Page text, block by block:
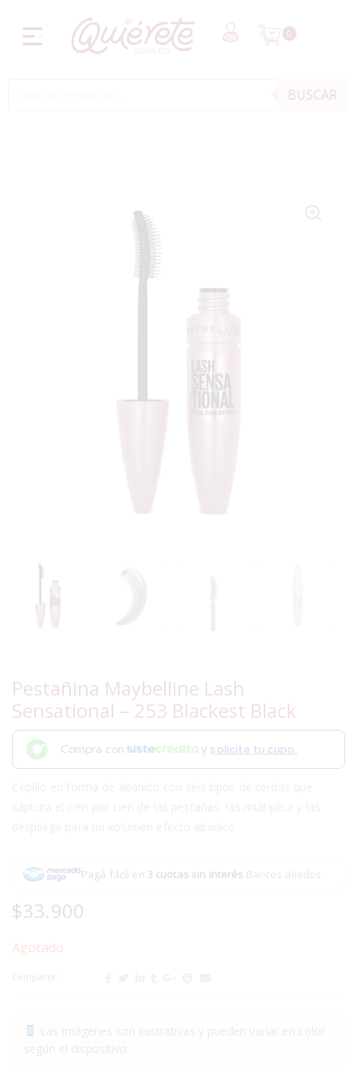
0
BUSCAR
Pestañina Maybelline Lash
Sensational – 253 Blackest Black
Compra con y solicita tu cupo.
Pagá fácil en 3 cuotas sin interés Bancos aliados
$33.900
Agotado
Compartir: